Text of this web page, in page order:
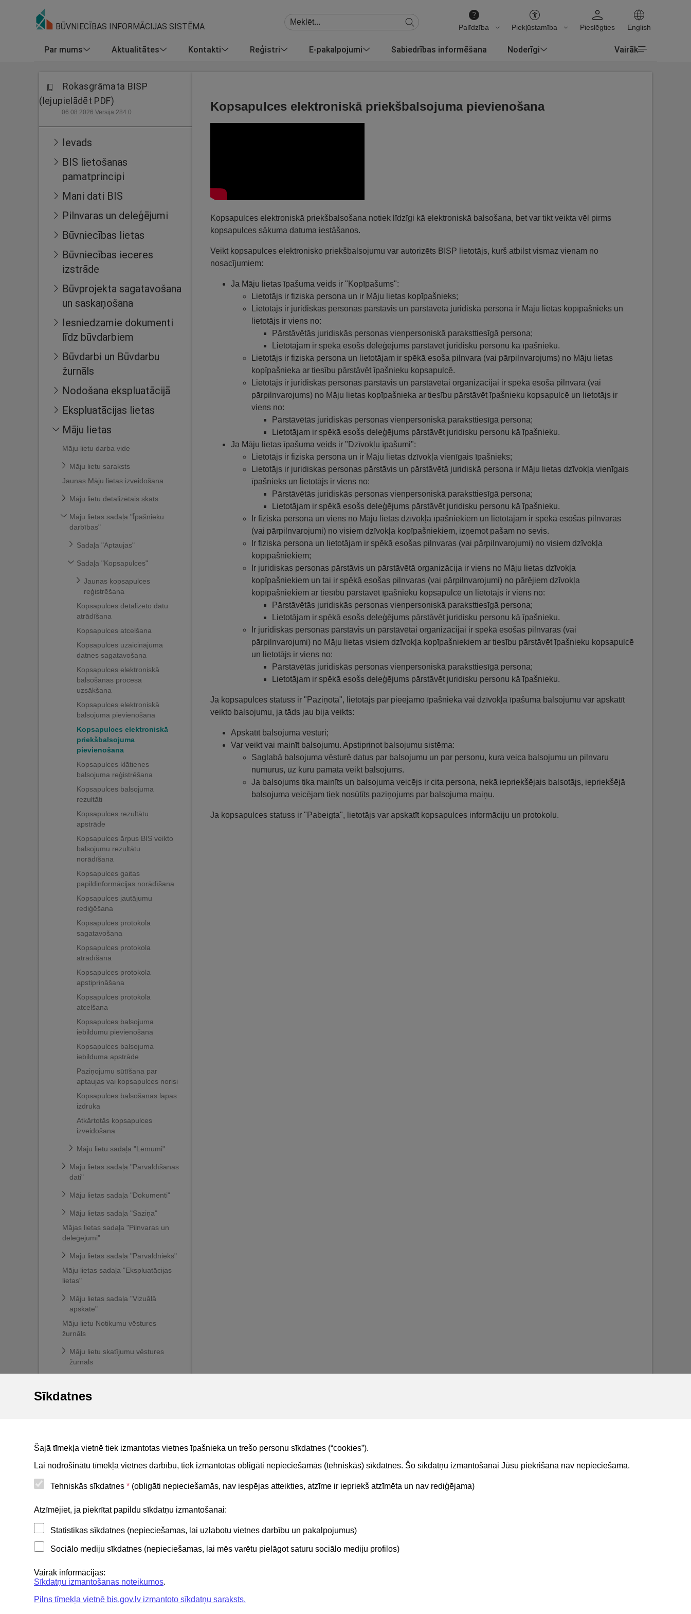
BŪVNIECĪBAS INFORMĀCIJAS SISTĒMA Palīdzība Piekļūstamība Pieslēgties English
Par mums Aktualitātes Kontakti Reģistri E-pakalpojumi Sabiedrības informēšana Noderīgi Vairāk
Sīkdatnes
Šajā tīmekļa vietnē tiek izmantotas vietnes īpašnieka un trešo personu sīkdatnes (“cookies”).
Lai nodrošinātu tīmekļa vietnes darbību, tiek izmantotas obligāti nepieciešamās (tehniskās) sīkdatnes. Šo sīkdatņu izmantošanai Jūsu piekrišana nav nepieciešama.
Tehniskās sīkdatnes * (obligāti nepieciešamās, nav iespējas atteikties, atzīme ir iepriekš atzīmēta un nav rediģējama)
Atzīmējiet, ja piekrītat papildu sīkdatņu izmantošanai:
Statistikas sīkdatnes (nepieciešamas, lai uzlabotu vietnes darbību un pakalpojumus)
Sociālo mediju sīkdatnes (nepieciešamas, lai mēs varētu pielāgot saturu sociālo mediju profilos)
Vairāk informācijas:
Sīkdatņu izmantošanas noteikumos.
Pilns tīmekļa vietnē bis.gov.lv izmantoto sīkdatņu saraksts.
Rokasgrāmata BISP
(lejupielādēt PDF)
06.08.2026 Versija 284.0
Ievads
BIS lietošanas
pamatprincipi
Mani dati BIS
Pilnvaras un deleģējumi
Būvniecības lietas
Būvniecības ieceres
izstrāde
Būvprojekta sagatavošana
un saskaņošana
Iesniedzamie dokumenti
līdz būvdarbiem
Būvdarbi un Būvdarbu
žurnāls
Nodošana ekspluatācijā
Ekspluatācijas lietas
Māju lietas
Māju lietu darba vide
Māju lietu saraksts
Jaunas Māju lietas izveidošana
Māju lietu detalizētais skats
Māju lietas sadaļa "Īpašnieku
darbības"
Sadaļa "Aptaujas"
Sadaļa "Kopsapulces"
Jaunas kopsapulces
reģistrēšana
Kopsapulces detalizēto datu
atrādīšana
Kopsapulces atcelšana
Kopsapulces uzaicinājuma
datnes sagatavošana
Kopsapulces elektroniskā
balsošanas procesa
uzsākšana
Kopsapulces elektroniskā
balsojuma pievienošana
Kopsapulces elektroniskā
priekšbalsojuma
pievienošana
Kopsapulces klātienes
balsojuma reģistrēšana
Kopsapulces balsojuma
rezultāti
Kopsapulces rezultātu
apstrāde
Kopsapulces ārpus BIS veikto
balsojumu rezultātu
norādīšana
Kopsapulces gaitas
papildinformācijas norādīšana
Kopsapulces jautājumu
rediģēšana
Kopsapulces protokola
sagatavošana
Kopsapulces protokola
atrādīšana
Kopsapulces protokola
apstiprināšana
Kopsapulces protokola
atcelšana
Kopsapulces balsojuma
iebildumu pievienošana
Kopsapulces balsojuma
iebilduma apstrāde
Paziņojumu sūtīšana par
aptaujas vai kopsapulces norisi
Kopsapulces balsošanas lapas
izdruka
Atkārtotās kopsapulces
izveidošana
Māju lietu sadaļa "Lēmumi"
Māju lietas sadaļa "Pārvaldīšanas
dati"
Māju lietas sadaļa "Dokumenti"
Māju lietas sadaļa "Saziņa"
Mājas lietas sadaļa "Pilnvaras un
deleģējumi"
Māju lietas sadaļa "Pārvaldnieks"
Māju lietas sadaļa "Ekspluatācijas
lietas"
Māju lietas sadaļa "Vizuālā
apskate"
Māju lietu Notikumu vēstures
žurnāls
Māju lietu skatījumu vēstures
žurnāls
Mājas lietu darbību ierobežošana
statusa
For non-residents
Kopsapulces elektroniskā priekšbalsojuma pievienošana
Kopsapulces elektroniskā priekšbalsošana notiek līdzīgi kā elektroniskā balsošana, bet var tikt veikta vēl pirms
kopsapulces sākuma datuma iestāšanos.
Veikt kopsapulces elektronisko priekšbalsojumu var autorizēts BISP lietotājs, kurš atbilst vismaz vienam no
nosacījumiem:
Ja Māju lietas īpašuma veids ir "Kopīpašums":
Lietotājs ir fiziska persona un ir Māju lietas kopīpašnieks;
Lietotājs ir juridiskas personas pārstāvis un pārstāvētā juridiskā persona ir Māju lietas kopīpašnieks un
lietotājs ir viens no:
Pārstāvētās juridiskās personas vienpersoniskā paraksttiesīgā persona;
Lietotājam ir spēkā esošs deleģējums pārstāvēt juridisku personu kā īpašnieku.
Lietotājs ir fiziska persona un lietotājam ir spēkā esoša pilnvara (vai pārpilnvarojums) no Māju lietas
kopīpašnieka ar tiesību pārstāvēt īpašnieku kopsapulcē.
Lietotājs ir juridiskas personas pārstāvis un pārstāvētai organizācijai ir spēkā esoša pilnvara (vai
pārpilnvarojums) no Māju lietas kopīpašnieka ar tiesību pārstāvēt īpašnieku kopsapulcē un lietotājs ir
viens no:
Pārstāvētās juridiskās personas vienpersoniskā paraksttiesīgā persona;
Lietotājam ir spēkā esošs deleģējums pārstāvēt juridisku personu kā īpašnieku.
Ja Māju lietas īpašuma veids ir "Dzīvokļu īpašumi":
Lietotājs ir fiziska persona un ir Māju lietas dzīvokļa vienīgais īpašnieks;
Lietotājs ir juridiskas personas pārstāvis un pārstāvētā juridiskā persona ir Māju lietas dzīvokļa vienīgais
īpašnieks un lietotājs ir viens no:
Pārstāvētās juridiskās personas vienpersoniskā paraksttiesīgā persona;
Lietotājam ir spēkā esošs deleģējums pārstāvēt juridisku personu kā īpašnieku.
Ir fiziska persona un viens no Māju lietas dzīvokļa īpašniekiem un lietotājam ir spēkā esošas pilnvaras
(vai pārpilnvarojumi) no visiem dzīvokļa kopīpašniekiem, izņemot pašam no sevis.
Ir fiziska persona un lietotājam ir spēkā esošas pilnvaras (vai pārpilnvarojumi) no visiem dzīvokļa
kopīpašniekiem;
Ir juridiskas personas pārstāvis un pārstāvētā organizācija ir viens no Māju lietas dzīvokļa
kopīpašniekiem un tai ir spēkā esošas pilnvaras (vai pārpilnvarojumi) no pārējiem dzīvokļa
kopīpašniekiem ar tiesību pārstāvēt īpašnieku kopsapulcē un lietotājs ir viens no:
Pārstāvētās juridiskās personas vienpersoniskā paraksttiesīgā persona;
Lietotājam ir spēkā esošs deleģējums pārstāvēt juridisku personu kā īpašnieku.
Ir juridiskas personas pārstāvis un pārstāvētai organizācijai ir spēkā esošas pilnvaras (vai
pārpilnvarojumi) no Māju lietas visiem dzīvokļa kopīpašniekiem ar tiesību pārstāvēt īpašnieku kopsapulcē
un lietotājs ir viens no:
Pārstāvētās juridiskās personas vienpersoniskā paraksttiesīgā persona;
Lietotājam ir spēkā esošs deleģējums pārstāvēt juridisku personu kā īpašnieku.
Ja kopsapulces statuss ir "Paziņota", lietotājs par pieejamo īpašnieka vai dzīvokļa īpašuma balsojumu var apskatīt
veikto balsojumu, ja tāds jau bija veikts:
Apskatīt balsojuma vēsturi;
Var veikt vai mainīt balsojumu. Apstiprinot balsojumu sistēma:
Saglabā balsojuma vēsturē datus par balsojumu un par personu, kura veica balsojumu un pilnvaru
numurus, uz kuru pamata veikt balsojums.
Ja balsojums tika mainīts un balsojuma veicējs ir cita persona, nekā iepriekšējais balsotājs, iepriekšējā
balsojuma veicējam tiek nosūtīts paziņojums par balsojuma maiņu.
Ja kopsapulces statuss ir "Pabeigta", lietotājs var apskatīt kopsapulces informāciju un protokolu.
Noderīgi
Privātuma politika
BIS lietošanas noteikumi
BIS atbalsta dienesta tālrunis: